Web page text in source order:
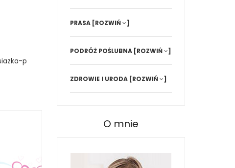
p
PRASA [ROZWIŃ ]
PODRÓŻ POŚLUBNA [ROZWIŃ ]
ZDROWIE I URODA [ROZWIŃ ]
O mnie